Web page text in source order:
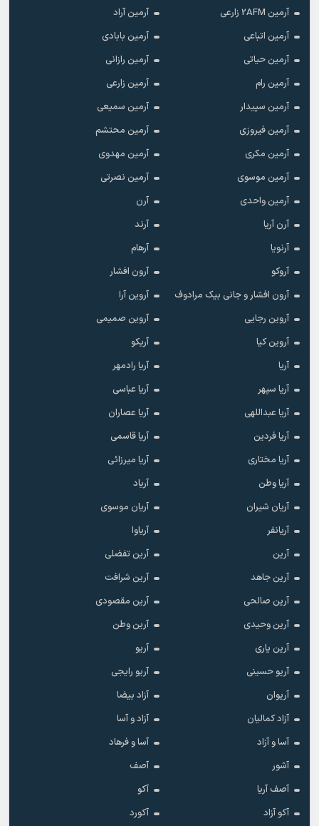
آرمین 2AFM زارعی
آرمین آراد
آرمین اتباعی
آرمین بابادی
آرمین حیاتی
آرمین رازانی
آرمین رام
آرمین زارعی
آرمین سپیدار
آرمین سمیعی
آرمین فیروزی
آرمین محتشم
آرمین مکری
آرمین مهدوی
آرمین موسوی
آرمین نصرتی
آرمین واحدی
آرن
آرن آریا
آرند
آرنویا
آرهام
آروکو
آرون افشار
آرون افشار و جانی بیک مرادوف
آروین آرا
آروین رجایی
آروین صمیمی
آروین کیا
آریکو
آریا
آریا رادمهر
آریا سپهر
آریا عباسی
آریا عبداللهی
آریا عصاران
آریا فردین
آریا قاسمی
آریا مختاری
آریا میرزائی
آریا وطن
آریاد
آریان شیران
آریان موسوی
آریانفر
آریاوا
آرین
آرین تفضلی
آرین جاهد
آرین شرافت
آرین صالحی
آرین مقصودی
آرین وحیدی
آرین وطن
آرین یاری
آریو
آریو حسینی
آریو رایجی
آریوان
آزاد بیضا
آزاد کمالیان
آزاد و آسا
آسا و آزاد
آسا و فرهاد
آشور
آصف
آصف آریا
آکو
آکو آزاد
آکورد